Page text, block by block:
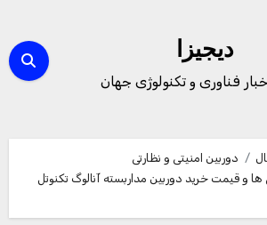
دیجیزا
فناوری و تکنولوژی جهان
دوربین امنیتی و نظارتی
و قیمت خرید دوربین مداربسته آنالوگ تکنوتل